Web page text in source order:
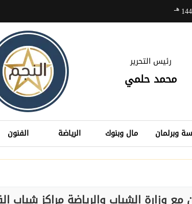
هـ
رئيس التحرير
محمد حلمي
وبرلمان مال وبنوك الرياضة الفنون